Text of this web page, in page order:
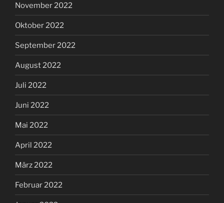
November 2022
Oktober 2022
September 2022
August 2022
Juli 2022
Juni 2022
Mai 2022
April 2022
März 2022
Februar 2022